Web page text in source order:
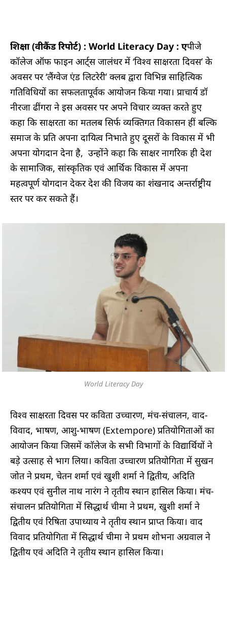
शिक्षा (वीकैंड रिपोर्ट) : World Literacy Day : एपीजे
कॉलेज ऑफ फाइन आर्ट्स जालंधर में ‘विश्व साक्षरता दिवस’ के
अवसर पर ‘लैंग्वेज एंड लिटरेरी’ क्लब द्वारा विभिन्न साहित्यिक
गतिविधियों का सफलतापूर्वक आयोजन किया गया। प्राचार्य डॉ
नीरजा ढींगरा ने इस अवसर पर अपने विचार व्यक्त करते हुए
कहा कि साक्षरता का मतलब सिर्फ व्यक्तिगत विकासन हीं बल्कि
समाज के प्रति अपना दायित्व निभाते हुए दूसरों के विकास में भी
अपना योगदान देना है, उन्होंने कहा कि साक्षर नागरिक ही देश
के सामाजिक, सांस्कृतिक एवं आर्थिक विकास में अपना
महत्वपूर्ण योगदान देकर देश की विजय का शंखनाद अन्तर्राष्ट्रीय
स्तर पर कर सकते हैं।
World Literacy Day
विश्व साक्षरता दिवस पर कविता उच्चारण, मंच-संचालन, वाद-
विवाद, भाषण, आशु-भाषण (Extempore) प्रतियोगिताओं का
आयोजन किया जिसमें काॅलेज के सभी विभागों के विद्यार्थियों ने
बड़े उत्साह से भाग लिया। कविता उच्चारण प्रतियोगिता में सुखन
जोत ने प्रथम, चेतन शर्मा एवं खुशी शर्मा ने द्वितीय, अदिति
कश्यप एवं सुनील नाथ नारंग ने तृतीय स्थान हासिल किया। मंच-
संचालन प्रतियोगिता में सिद्धार्थ चीमा ने प्रथम, खुशी शर्मा ने
द्वितीय एवं रिषिता उपाध्याय ने तृतीय स्थान प्राप्त किया। वाद
विवाद प्रतियोगिता में सिद्धार्थ चीमा ने प्रथम शोभना अग्रवाल ने
द्वितीय एवं अदिति ने तृतीय स्थान हासिल किया।